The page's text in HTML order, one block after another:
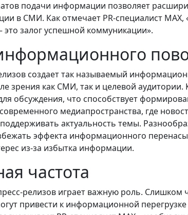
подачи информации позволяет
в СМИ. Как отмечает PR-специалист MAX,
залог успешной коммуникации».
создает так называемый
зрения как СМИ, так и целевой
обсуждения, что способствует
медиапространства, где
актуальность темы.
эффекта информационного
из-за избытка информации.
частота
релизов играет важную роль.
привести к информационной